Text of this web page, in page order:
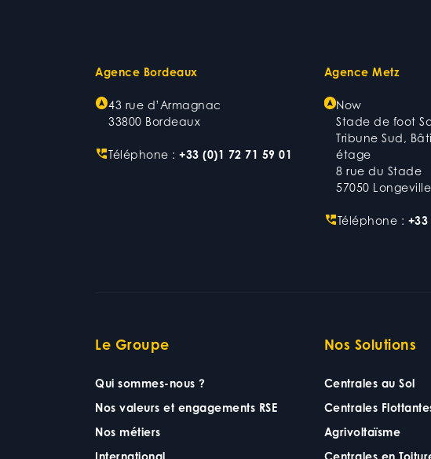
Agence Bordeaux
43 rue d’Armagnac
33800 Bordeaux
Téléphone : +33 (0)1 72 71 59 01
Agence Metz
Now
Stade de foot
Tribune Sud,
étage
8 rue du Stade
57050
Téléphone : +33
Le Groupe
Qui sommes-nous ?
Nos valeurs et engagements RSE
Nos métiers
International
Nos Solutions
Centrales au Sol
Centrales
Agrivoltaïsme
Centrales en